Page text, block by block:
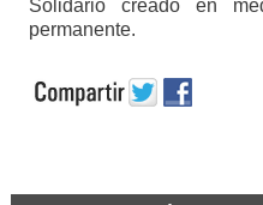
Solidario creado en
permanente.